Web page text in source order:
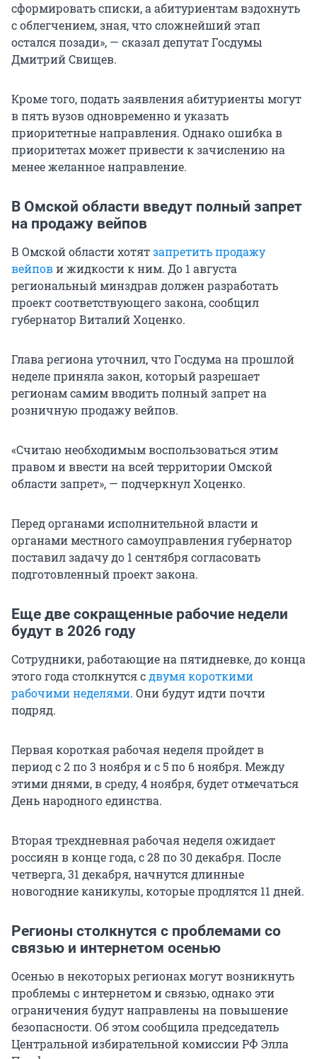
сформировать списки, а абитуриентам вздохнуть
с облегчением, зная, что сложнейший этап
остался позади», — сказал депутат Госдумы
Дмитрий Свищев.
Кроме того, подать заявления абитуриенты могут
в пять вузов одновременно и указать
приоритетные направления. Однако ошибка в
приоритетах может привести к зачислению на
менее желанное направление.
В Омской области введут полный запрет
на продажу вейпов
В Омской области хотятзапретить продажу
вейпови жидкости к ним. До 1 августа
региональный минздрав должен разработать
проект соответствующего закона, сообщил
губернатор Виталий Хоценко.
Глава региона уточнил, что Госдума на прошлой
неделе приняла закон, который разрешает
регионам самим вводить полный запрет на
розничную продажу вейпов.
«Считаю необходимым воспользоваться этим
правом и ввести на всей территории Омской
области запрет», — подчеркнул Хоценко.
Перед органами исполнительной власти и
органами местного самоуправления губернатор
поставил задачу до 1 сентября согласовать
подготовленный проект закона.
Еще две сокращенные рабочие недели
будут в 2026 году
Сотрудники, работающие на пятидневке, до конца
этого года столкнутся сдвумя короткими
рабочими неделями. Они будут идти почти
подряд.
Первая короткая рабочая неделя пройдет в
период с 2 по 3 ноября и с 5 по 6 ноября. Между
этими днями, в среду, 4 ноября, будет отмечаться
День народного единства.
Вторая трехдневная рабочая неделя ожидает
россиян в конце года, с 28 по 30 декабря. После
четверга, 31 декабря, начнутся длинные
новогодние каникулы, которые продлятся 11 дней.
Регионы столкнутся с проблемами со
связью и интернетом осенью
Осенью в некоторых регионах могут возникнуть
проблемы с интернетом и связью, однако эти
ограничения будут направлены на повышение
безопасности. Об этом сообщила председатель
Центральной избирательной комиссии РФ Элла